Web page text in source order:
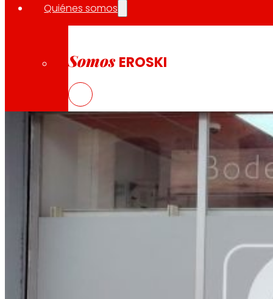
Quiénes somos
Somos EROSKI
Todo nuestro ADN: un viaje por la misión, la
Somos por y para las personas. Descubre
05.03.2026
EROSKI inaugura un nuevo